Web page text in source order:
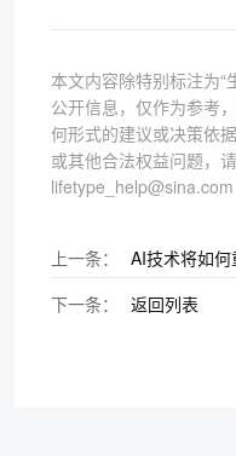
本文内容除特别标注为“
公开信息，仅作为参考
何形式的建议或决策依
或其他合法权益问题，
lifetype_help@sina.com
上一条：
AI技术将如何
下一条：
返回列表